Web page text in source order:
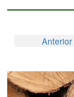
Anterior